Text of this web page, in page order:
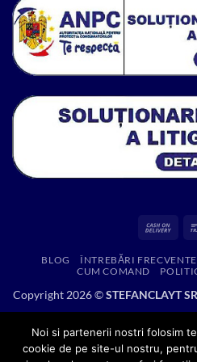
BLOG ÎNTREBĂRI FRECVENTE
CUM COMAND
Copyright 2026 ©STEFANCLAYT
Noi si partenerii nostri folosim
cookie de pe site-ul nostru,